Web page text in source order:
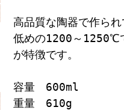
高品質な陶器で作ら
低めの1200～1250℃
が特徴です。
容量 600ml
重量 610g